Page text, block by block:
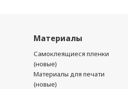
Материалы
Самоклеящиеся пленки
(новые)
Материалы для печати
(новые)